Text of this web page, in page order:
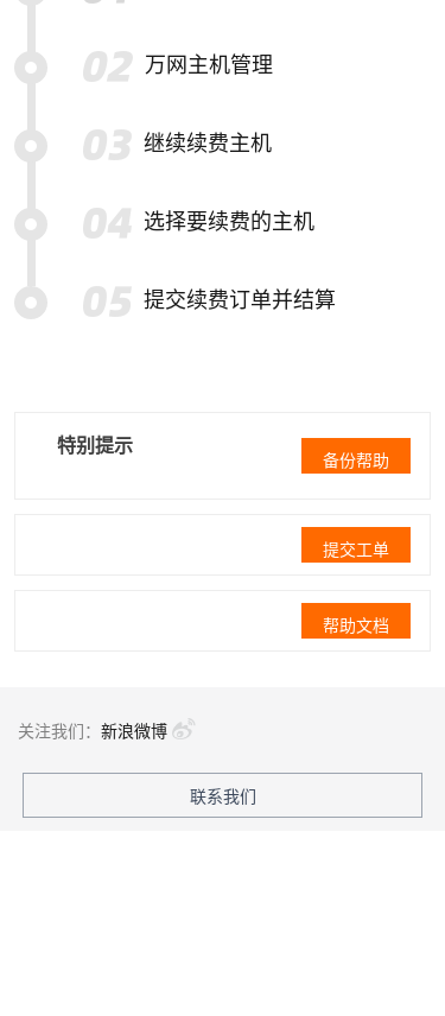
万网主机管理
继续续费主机
选择要续费的主机
提交续费订单并结算
特别提示
备份帮助
提交工单
帮助文档